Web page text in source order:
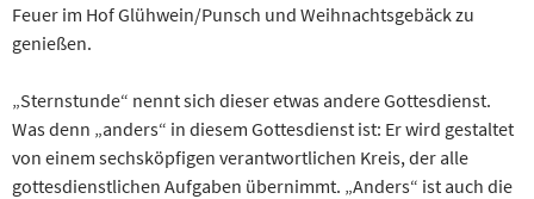
Feuer im Hof Glühwein/Punsch und Weihnachtsgebäck zu
genießen.
„Sternstunde“ nennt sich dieser etwas andere Gottesdienst.
Was denn „anders“ in diesem Gottesdienst ist: Er wird gestaltet
von einem sechsköpfigen verantwortlichen Kreis, der alle
gottesdienstlichen Aufgaben übernimmt. „Anders“ ist auch die